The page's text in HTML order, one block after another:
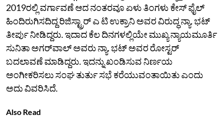
2019ರಲ್ಲಿ ವರ್ಗಾವಣೆ ಆದ ನಂತರವೂ ಏಳು ತಿಂಗಳು ಕೇಸ್ ಫೈಲ್‌
ಹಿಂದಿರುಗಿಸದಿದ್ದ ರಿಜಿಸ್ಟ್ರಾರ್ ಎ ಟಿ ಉಕ್ರಾನಿ ಅವರ ವಿರುದ್ಧ ನ್ಯಾ. ಭಟ್
ತೀರ್ಪು ನೀಡಿದ್ದರು. ಇದಾದ ಕೆಲ ದಿನಗಳಲ್ಲಿಯೇ ಮುಖ್ಯ ನ್ಯಾಯಮೂರ್ತಿ
ಸುನಿತಾ ಅಗರ್‌ವಾಲ್‌ ಅವರು ನ್ಯಾ. ಭಟ್‌ ಅವರ ರೋಸ್ಟರ್
ಬದಲಾವಣೆ ಮಾಡಿದ್ದರು. ಇದನ್ನು ಖಂಡಿಸುವ ನಿರ್ಣಯ
ಅಂಗೀಕರಿಸಲು ಸಂಘ ತುರ್ತು ಸಭೆ ಕರೆಯುವಂತಾಯಿತು ಎಂದು
ಅದು ವಿವರಿಸಿದೆ.
Also Read